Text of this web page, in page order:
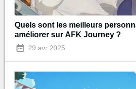
Quels sont les meilleurs
améliorer sur AFK Journey ?
29 avr 2025